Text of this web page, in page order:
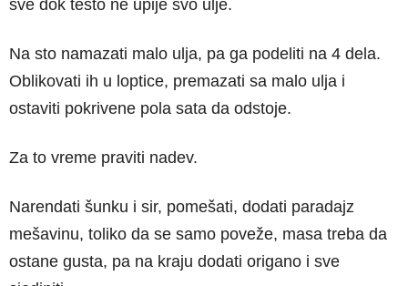
sve dok testo ne upije svo ulje.
Na sto namazati malo ulja, pa ga podeliti na 4 dela.
Oblikovati ih u loptice, premazati sa malo ulja i
ostaviti pokrivene pola sata da odstoje.
Za to vreme praviti nadev.
Narendati šunku i sir, pomešati, dodati paradajz
mešavinu, toliko da se samo poveže, masa treba da
ostane gusta, pa na kraju dodati origano i sve